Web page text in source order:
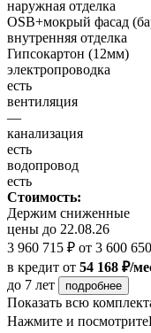
наружная отделка
OSB+мокрый фасад
внутренняя отделка
Гипсокартон (12мм)
электропроводка
есть
вентиляция
—
канализация
есть
водопровод
есть
Стоимость:
Держим сниженные
цены до 22.08.26
3 960 715 ₽ от 3 600
в кредит от 54 168 ₽/
до 7 лет
подробнее
Показать всю
Нажмите и посмотрите